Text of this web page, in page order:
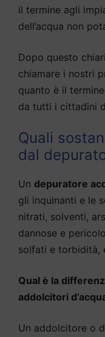
il termine agli
dell’acqua non
Dopo questo
chiamare i nostri
quanto è il
da tutti i cittadini
Quali
dal
Un depuratore
gli inquinanti e le
nitrati, solventi,
dannose e
solfati e torbidità,
Qual è la
addolcitori
Un addolcitore o